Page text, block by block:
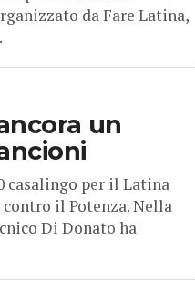
da Fare Latina,
un
casalingo per il Latina
il Potenza. Nella
Di Donato ha